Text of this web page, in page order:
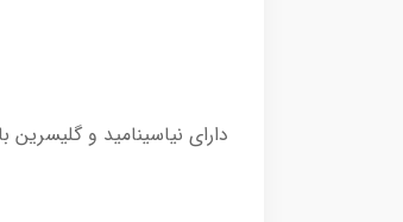
دارای نیاسینامید و